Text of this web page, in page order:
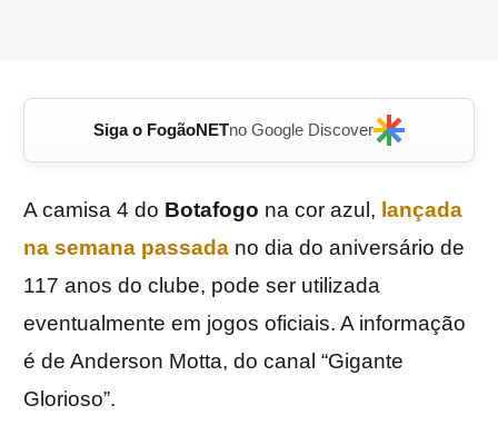
Siga o FogãoNETno Google Discover
A camisa 4 do Botafogo na cor azul, lançada
na semana passada no dia do aniversário de
117 anos do clube, pode ser utilizada
eventualmente em jogos oficiais. A informação
é de Anderson Motta, do canal “Gigante
Glorioso”.